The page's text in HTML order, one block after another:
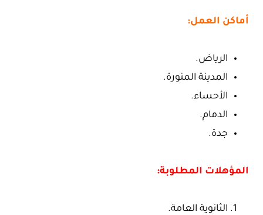
أماكن العمل:
الرياض.
المدينة المنورة.
الأحساء.
الدمام.
جدة.
المؤهلات المطلوبة:
الثانوية العامة.